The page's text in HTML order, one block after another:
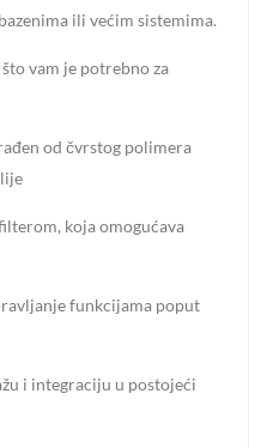
ili većim sistemima.
vam je potrebno za
od čvrstog polimera
koja omogućava
funkcijama poput
i integraciju u postojeći